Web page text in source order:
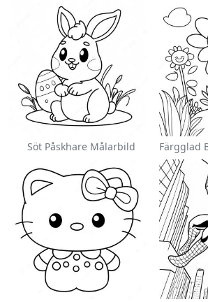
Söt Påskhare Målarbild